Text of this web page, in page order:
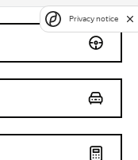
Privacy notice